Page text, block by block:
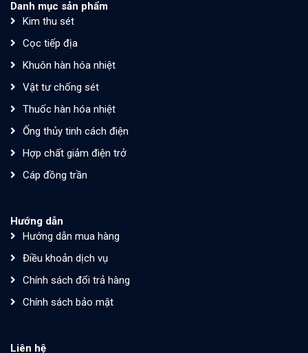
Danh mục sản phẩm
Kim thu sét
Cọc tiếp địa
Khuôn hàn hóa nhiệt
Vật tư chống sét
Thuốc hàn hóa nhiệt
Ống thủy tinh cách điện
Hợp chất giảm điện trở
Cáp đồng trần
Hướng dẫn
Hướng dẫn mua hàng
Điều khoản dịch vụ
Chính sách đổi trả hàng
Chính sách bảo mật
Liên hệ